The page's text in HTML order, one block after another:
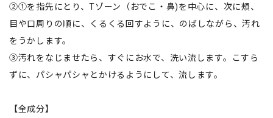
②①を指先にとり、Tゾーン（おでこ・鼻)を中心に、次に頰、
目や口周りの順に、くるくる回すように、のばしながら、汚れ
をうかします。
③汚れをなじませたら、すぐにお水で、洗い流します。こすら
ずに、パシャパシャとかけるようにして、流します。
【全成分】